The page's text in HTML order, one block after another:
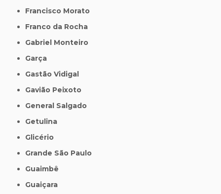
Francisco Morato
Franco da Rocha
Gabriel Monteiro
Garça
Gastão Vidigal
Gavião Peixoto
General Salgado
Getulina
Glicério
Grande São Paulo
Guaimbê
Guaiçara